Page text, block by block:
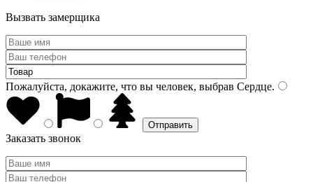
Вызвать замерщика
Пожалуйста, докажите, что вы человек, выбрав Сердце.
Заказать звонок